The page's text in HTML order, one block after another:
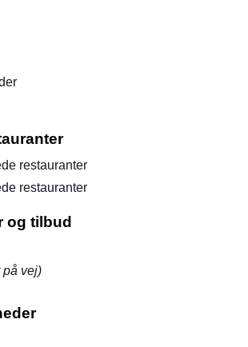
restauranter
restauranter
og tilbud
vej)